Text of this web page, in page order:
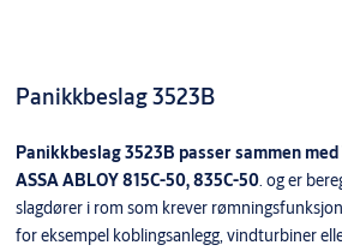
Panikkbeslag 3523B
Panikkbeslag 3523B passer sammen
ASSA ABLOY 815C-50, 835C-50. og er
slagdører i rom som krever
for eksempel koblingsanlegg, vindturbiner